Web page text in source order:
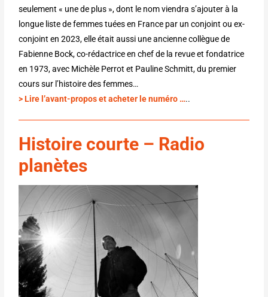
seulement « une de plus », dont le nom viendra s’ajouter à la
longue liste de femmes tuées en France par un conjoint ou ex-
conjoint en 2023, elle était aussi une ancienne collègue de
Fabienne Bock, co-rédactrice en chef de la revue et fondatrice
en 1973, avec Michèle Perrot et Pauline Schmitt, du premier
cours sur l’histoire des femmes…
> Lire l’avant-propos et acheter le numéro …..
Histoire courte – Radio
planètes